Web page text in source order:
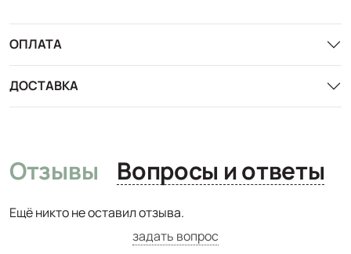
ОПЛАТА
ДОСТАВКА
Отзывы Вопросы и ответы
Ещё никто не оставил отзыва.
задать вопрос